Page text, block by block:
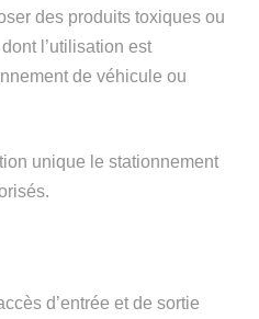
des produits toxiques ou
l’utilisation est
de véhicule ou
unique le stationnement
d’entrée et de sortie